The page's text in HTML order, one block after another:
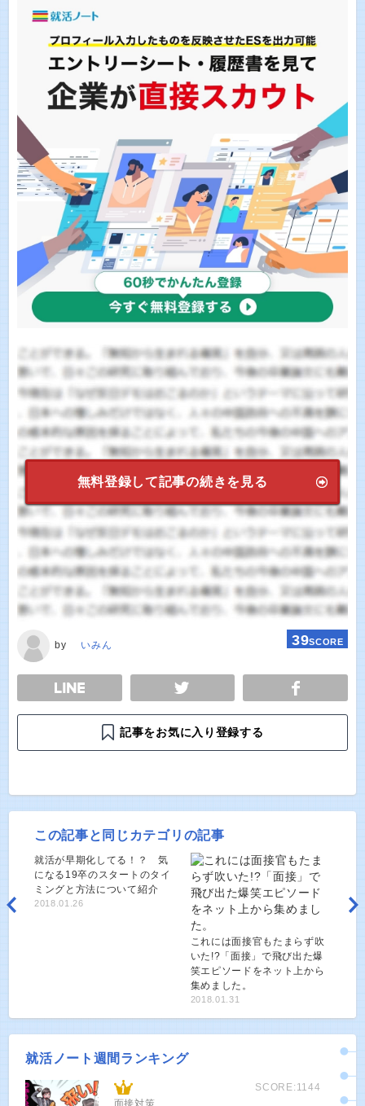
無料登録して記事の続きを見る
by いみん 39SCORE
TWEET
記事をお気に入り登録する
この記事と同じカテゴリの記事
就活が早期化してる！？ 気
になる19卒のスタートのタイ
ミングと方法について紹介
2018.01.26
これには面接官もたまらず吹
いた!?「面接」で飛び出た爆
笑エピソードをネット上から
集めました。
2018.01.31
就活ノート週間ランキング
SCORE:1144
面接対策